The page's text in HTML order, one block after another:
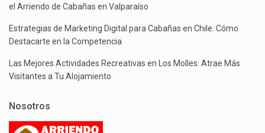
el Arriendo de Cabañas en Valparaíso
Estrategias de Marketing Digital para Cabañas en Chile: Cómo
Destacarte en la Competencia
Las Mejores Actividades Recreativas en Los Molles: Atrae Más
Visitantes a Tu Alojamiento
Nosotros